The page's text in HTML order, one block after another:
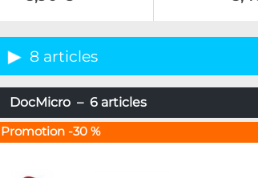
8 articles
DocMicro – 6 articles
Promotion -30 %